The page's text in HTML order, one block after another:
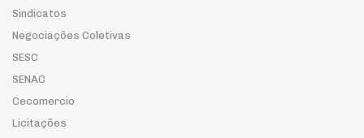
Sindicatos
Negociações Coletivas
SESC
SENAC
Cecomercio
Licitações